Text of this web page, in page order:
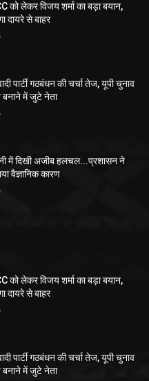
को लेकर विजय शर्मा का बड़ा बयान,
दायरे से बाहर
पार्टी गठबंधन की चर्चा तेज, यूपी चुनाव
बनाने में जुटे नेता
में दिखी अजीब हलचल...प्रशासन ने
वैज्ञानिक कारण
को लेकर विजय शर्मा का बड़ा बयान,
दायरे से बाहर
पार्टी गठबंधन की चर्चा तेज, यूपी चुनाव
बनाने में जुटे नेता